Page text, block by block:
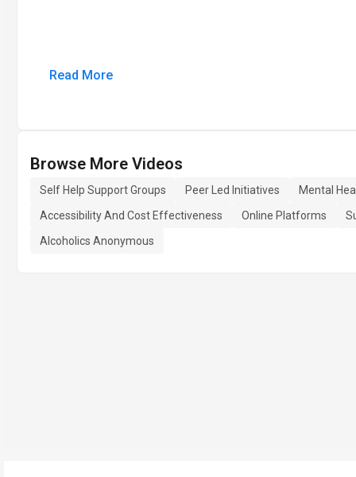
Read More
Browse More Videos
Self Help Support Groups Peer Led Initiatives
Mental
Accessibility And Cost Effectiveness
Online Platforms
Alcoholics Anonymous